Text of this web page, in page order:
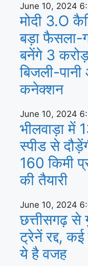
June 10, 2024
मोदी 3.O
बड़ा फैसला-
बनेंगे 3
बिजली-
कनेक्‍शन
June 10, 2024
भीलवाड़ा में
स्पीड से
160 किमी
की तैयारी
June 10, 2024
छत्तीसगढ़ से
ट्रेनें रद्द,
ये है वजह